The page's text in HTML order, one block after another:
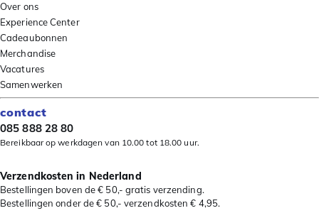
Over ons
Experience Center
Cadeaubonnen
Merchandise
Vacatures
Samenwerken
contact
085 888 28 80
Bereikbaar op werkdagen van 10.00 tot 18.00 uur.
Verzendkosten in Nederland
Bestellingen boven de € 50,- gratis verzending.
Bestellingen onder de € 50,- verzendkosten € 4,95.